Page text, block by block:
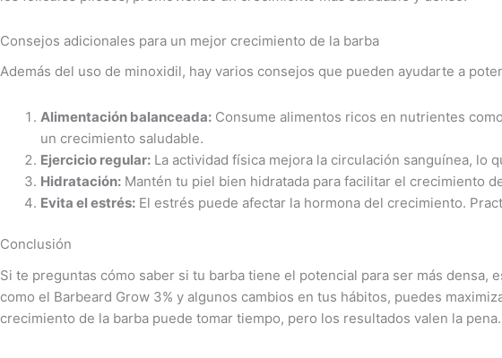
Consejos adicionales para un mejor crecimiento de la barba
Además del uso de minoxidil, hay varios consejos que pueden ayudarte a
Alimentación balanceada: Consume alimentos ricos en nutrientes
un crecimiento saludable.
Ejercicio regular: La actividad física mejora la circulación sanguínea, lo
Hidratación: Mantén tu piel bien hidratada para facilitar el crecimiento
Evita el estrés: El estrés puede afectar la hormona del crecimiento.
Conclusión
Si te preguntas cómo saber si tu barba tiene el potencial para ser más
como el Barbeard Grow 3% y algunos cambios en tus hábitos, puedes
crecimiento de la barba puede tomar tiempo, pero los resultados valen la pena.